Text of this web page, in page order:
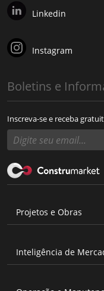
Linkedin
Instagram
Boletins e
Inscreva-se e receba
Projetos e Obras
Inteligência de